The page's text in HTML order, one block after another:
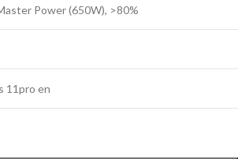
Power (650W), >80%
11pro en